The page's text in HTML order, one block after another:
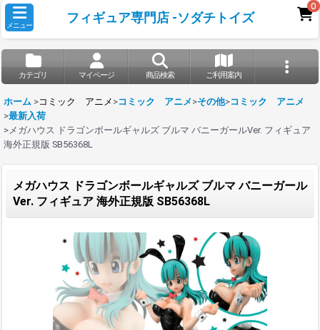
メニュー
フィギュア専門店 -ソダチトイズ
0
カテゴリ マイページ 商品検索 ご利用案内
ホーム >コミック アニメ >コミック アニメ >その他>コミック アニメ
>最新入荷
>メガハウス ドラゴンボールギャルズ ブルマ バニーガールVer. フィギュア
海外正規版 SB56368L
メガハウス ドラゴンボールギャルズ ブルマ バニーガール
Ver. フィギュア 海外正規版 SB56368L